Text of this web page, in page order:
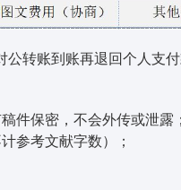
转账到账再退回个人支
件保密，不会外传或泄露；
参考文献字数）；